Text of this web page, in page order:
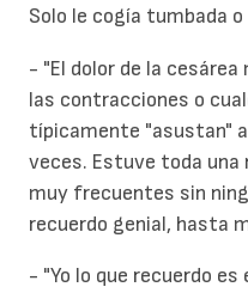
Solo le cogía tumbada
- "El dolor de la cesárea
las contracciones o
típicamente "asustan"
veces. Estuve toda
muy frecuentes sin
recuerdo genial, hasta
- "Yo lo que recuerdo